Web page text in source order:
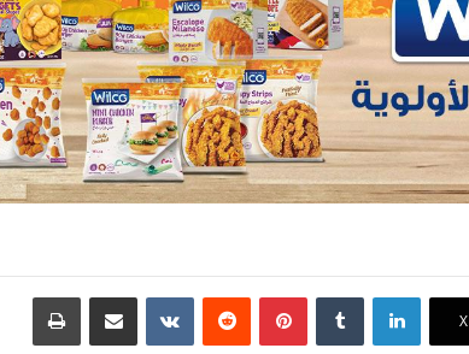
X
لينكدإن بينتيريست مشاركة عبر البريد طباعة